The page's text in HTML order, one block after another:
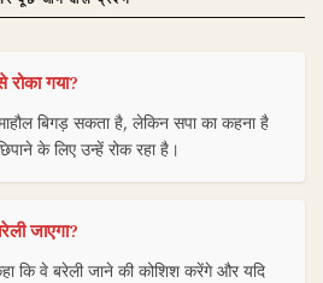
रोका गया?
बिगड़ सकता है, लेकिन सपा का कहना है
के लिए उन्हें रोक रहा है।
जाएगा?
कि वे बरेली जाने की कोशिश करेंगे और यदि